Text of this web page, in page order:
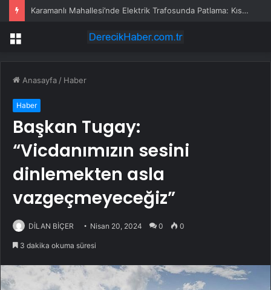
Karamanlı Mahallesi’nde Elektrik Trafosunda Patlama: Kısa Süreli Panik ve Elektrik Kesintisi
Menü
Anasayfa / Haber
Haber
Başkan Tugay:
“Vicdanımızın sesini
dinlemekten asla
vazgeçmeyeceğiz”
DİLAN BİÇER Nisan 20, 2024 0 0
3 dakika okuma süresi